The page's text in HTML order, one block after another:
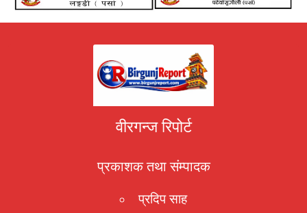
वीरगन्ज रिपोर्ट
प्रकाशक तथा संम्पादक
प्रदिप साह